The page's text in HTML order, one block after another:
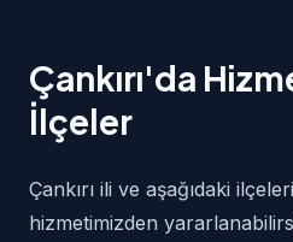
Çankırı'da
İlçeler
Çankırı ili ve aşağıdaki
hizmetimizden